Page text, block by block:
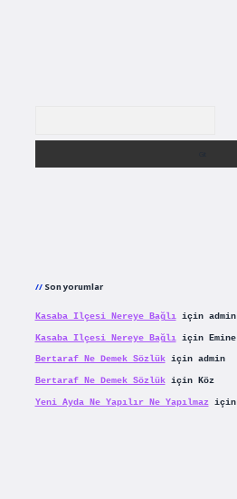
Son yorumlar
Kasaba Ilçesi Nereye Bağlıiçin admin
Kasaba Ilçesi Nereye Bağlıiçin Emine
Bertaraf Ne Demek Sözlükiçin admin
Bertaraf Ne Demek Sözlükiçin Köz
Yeni Ayda Ne Yapılır Ne Yapılmaziçin